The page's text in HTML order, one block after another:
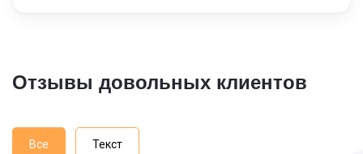
Отзывы довольных клиентов
Все Текст